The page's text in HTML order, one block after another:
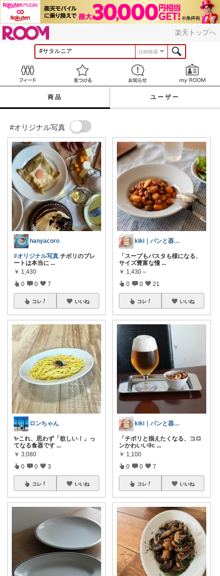
楽天トップへ
詳細検索
見つける お知らせ
商品 ユーザー
#オリジナル写真
hanyacoro
#オリジナル写真 チボリのプレ
ートは本当に ...
￥ 1,430
0 0 7
コレ いいね
ロンちゃん
✨これ、思わず「欲しい！」っ
てなる食器です ...
￥ 3,080
0 0 3
コレ いいね
kiki｜パンと器で整う暮らし
「スープもパスタも様になる、
サイズ豊富な憧 ...
￥ 1,430～
0 0 21
コレ いいね
kiki｜パンと器で整う暮らし
「チボリと揃えたくなる、コロ
ンかわいい9c ...
￥ 1,100
0 0 7
コレ いいね